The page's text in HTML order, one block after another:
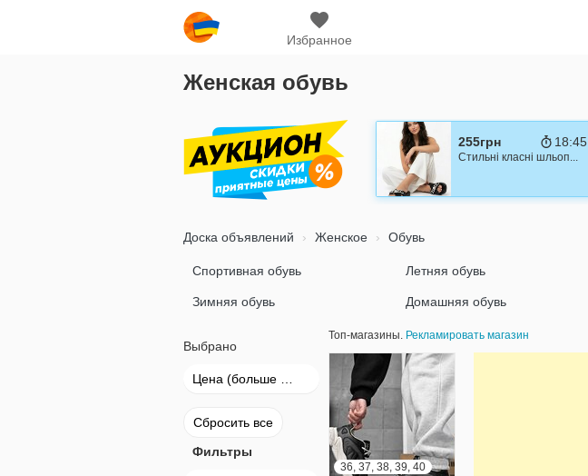
Избранное
Женская обувь
255грн 18:44
Стильні класні шльоп...
Доска объявлений Женское Обувь
Спортивная обувь Летняя обувь
Зимняя обувь Домашняя обувь
Выбрано
Сбросить все
Фильтры
Топ-магазины. Рекламировать магазин
36, 37, 38, 39, 40